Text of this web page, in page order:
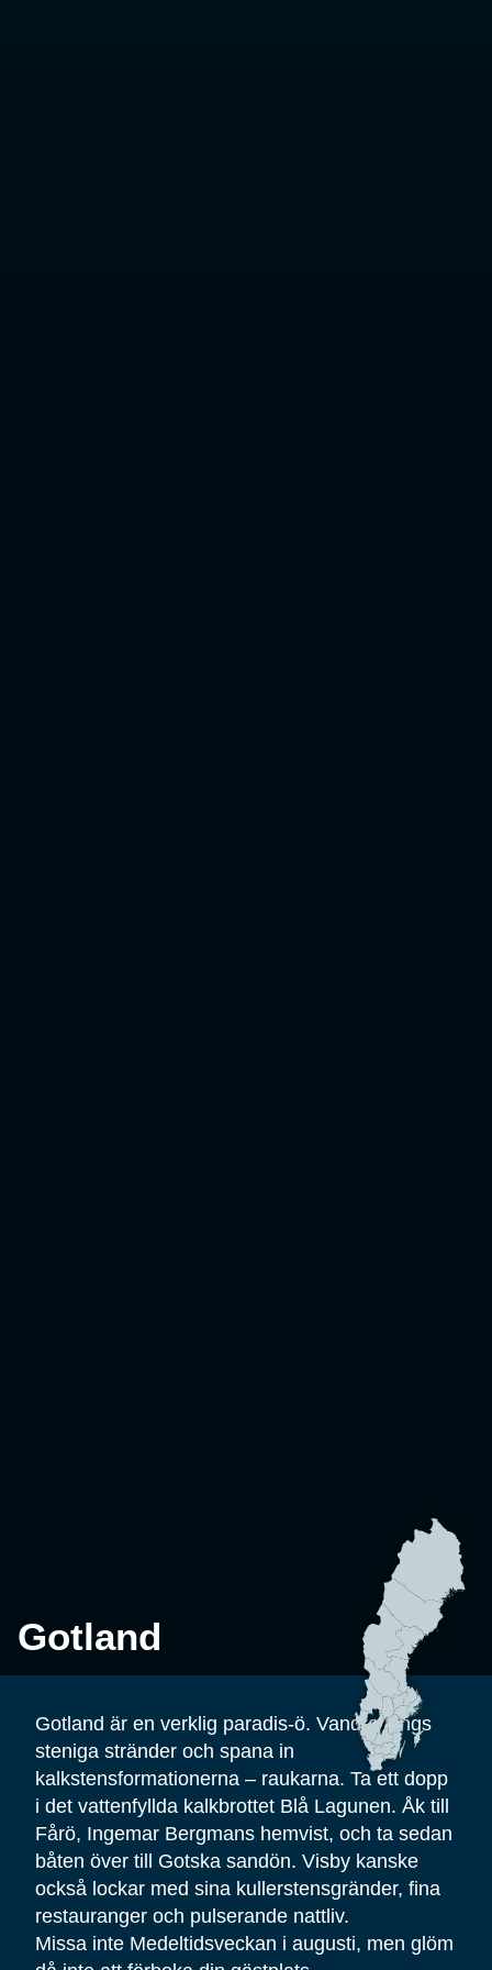
Gotland
Gotland är en verklig paradis-ö. Vandra längs
steniga stränder och spana in
kalkstensformationerna – raukarna. Ta ett dopp
i det vattenfyllda kalkbrottet Blå Lagunen. Åk till
Fårö, Ingemar Bergmans hemvist, och ta sedan
båten över till Gotska sandön. Visby kanske
också lockar med sina kullerstensgränder, fina
restauranger och pulserande nattliv.
Missa inte Medeltidsveckan i augusti, men glöm